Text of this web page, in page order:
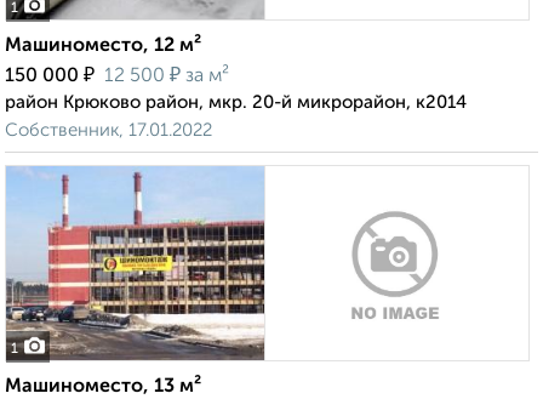
1
Машиноместо, 12 м²
150 000 ₽ 12 500 ₽ за м²
район Крюково район, мкр. 20-й микрорайон, к2014
Собственник, 17.01.2022
1
Машиноместо, 13 м²